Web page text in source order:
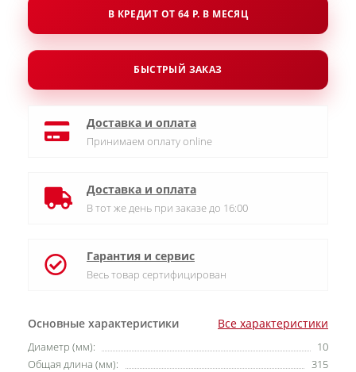
Основные характеристики Все характеристики
Диаметр (мм):
10
Общая длина (мм):
315
В КРЕДИТ ОТ 64 Р. В МЕСЯЦ
БЫСТРЫЙ ЗАКАЗ
Доставка и оплата
Принимаем оплату online
Доставка и оплата
В тот же день при заказе до 16:00
Гарантия и сервис
Весь товар сертифицирован